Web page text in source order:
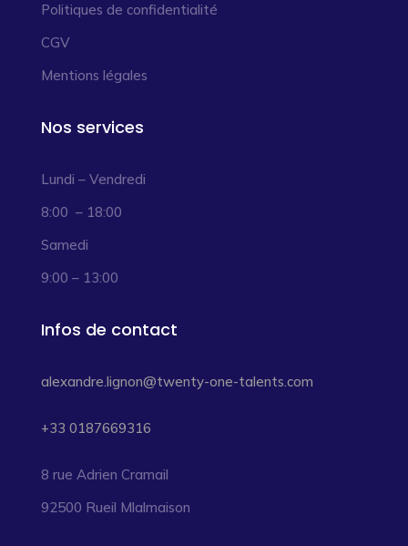
Politiques de confidentialité
CGV
Mentions légales
Nos services
Lundi – Vendredi
8:00 – 18:00
Samedi
9:00 – 13:00
Infos de contact
alexandre.lignon@twenty-one-talents.com
+33 0187669316
8 rue Adrien Cramail
92500 Rueil Mlalmaison